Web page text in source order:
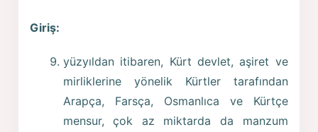
Giriş:
yüzyıldan itibaren, Kürt devlet, aşiret ve
mirliklerine yönelik Kürtler tarafından
Arapça, Farsça, Osmanlıca ve Kürtçe
mensur, çok az miktarda da manzum